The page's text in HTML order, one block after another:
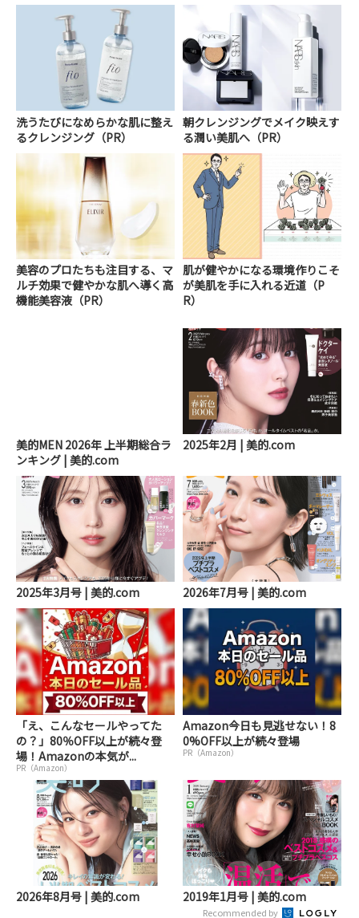
洗うたびになめらかな肌に整え
るクレンジング（PR）
朝クレンジングでメイク映えす
る潤い美肌へ（PR）
美容のプロたちも注目する、マ
ルチ効果で健やかな肌へ導く高
機能美容液（PR）
肌が健やかになる環境作りこそ
が美肌を手に入れる近道（P
R）
美的MEN 2026年 上半期総合ラ
ンキング | 美的.com
2025年2月 | 美的.com
2025年3月号 | 美的.com 2026年7月号 | 美的.com
「え、こんなセールやってた
の？」80％OFF以上が続々登
場！Amazonの本気が...
PR（Amazon）
Amazon今日も見逃せない！8
0%OFF以上が続々登場
PR（Amazon）
2026年8月号 | 美的.com 2019年1月号 | 美的.com
Recommended by